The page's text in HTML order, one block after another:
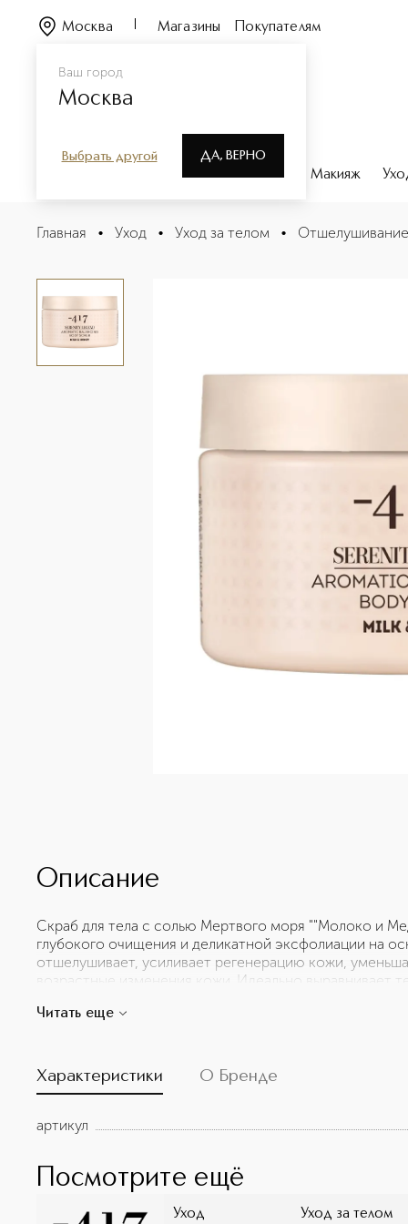
Ваш город
Москва
Выбрать другой ДА, ВЕРНО
Москва Магазины Покупателям
Парфюмерия Макияж
SERENITY LEGEND Скраб для тела с солью
Главная • Уход • Уход за телом • Отшелушивание
Описание
Скраб для тела с солью Мертвого моря ""Молоко и
глубокого очищения и деликатной эксфолиации на
отшелушивает, усиливает регенерацию кожи,
возрастные изменения кожи. Идеально выравнивает
минералами и витаминами (А, B, E, F), а также
опыт взаимодействия с дарами Мертвого моря!
Читать еще
Характеристики О Бренде
артикул
Посмотрите ещё
Уход Уход за телом